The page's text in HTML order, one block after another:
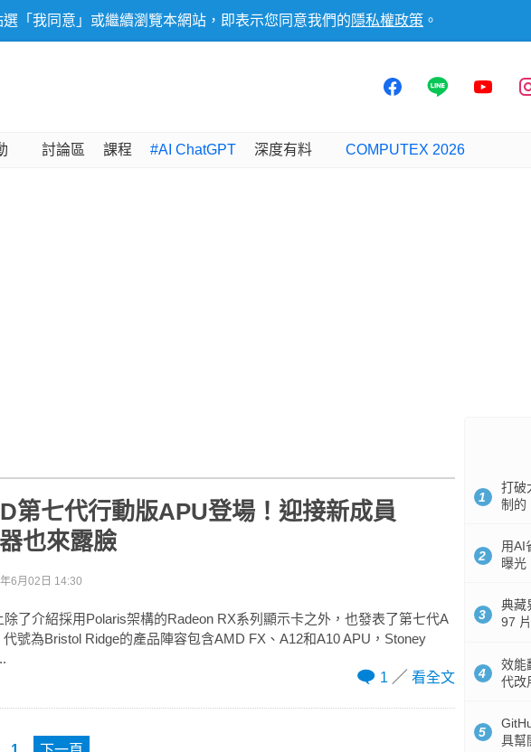
「我同意」或繼續瀏覽本網站，即表示您同意我們的 隱私權政策 。
討論區 課程 #AI ChatGPT 深度有料 COMPUTEX 2026
第七代行動版APU登場！迎接新成員
也來露臉
6月02日 14:30
了介紹採用Polaris架構的Radeon RX系列顯示卡之外，也發表了第七代A
號為Bristol Ridge的產品陣容包含AMD FX、A12和A10 APU，Stoney
1
看全文
1
打破
制的
2
用AI
曝光
3
典藏
97
4
效能
代改
5
具幫